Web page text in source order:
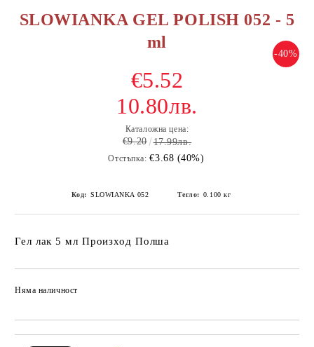
SLOWIANKA GEL POLISH 052 - 5
ml
-40%
€5.52
10.80лв.
Каталожна цена:
€9.20 17.99лв.
Отстъпка: €3.68 (40%)
Код: SLOWIANKA 052 Тегло: 0.100 кг
Гел лак 5 мл Произход Полша
Няма наличност